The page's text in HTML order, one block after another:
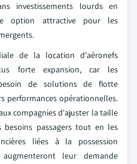
investissements lourds en
option attractive pour les
de la location d'aéronefs
forte expansion, car les
de solutions de flotte
performances opérationnelles.
compagnies d'ajuster la taille
passagers tout en les
liées à la possession
leur demande